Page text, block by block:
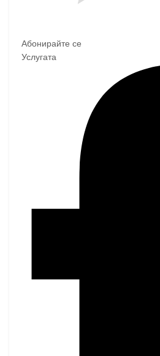
Абонирайте се
Услугата